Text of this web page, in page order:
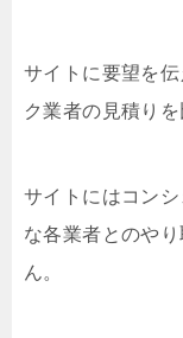
サイトに要望を
ク業者の見積り
サイトにはコン
な各業者とのや
ん。